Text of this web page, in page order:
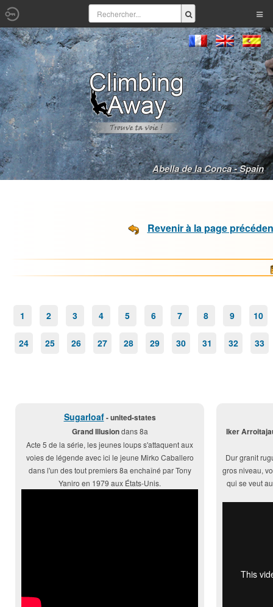
Abella de la Conca - Spain
Revenir à la page
1 2 3 4 5 6 7 8 9 10
24 25 26 27 28 29 30 31 32 33
Sugarloaf- united-states
Grand Illusiondans 8a
Acte 5 de la série, les jeunes loups s'attaquent aux
voies de légende avec ici le jeune Mirko Caballero
dans l'un des tout premiers 8a enchaîné par Tony
Yaniro en 1979 aux États-Unis.
Iker
Dur granit
gros niveau,
qui se veut